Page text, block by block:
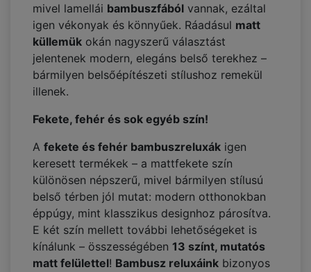
mivel lamellái bambuszfából vannak, ezáltal
igen vékonyak és könnyűek. Ráadásul matt
küllemük okán nagyszerű választást
jelentenek modern, elegáns belső terekhez –
bármilyen belsőépítészeti stílushoz remekül
illenek.
Fekete, fehér és sok egyéb szín!
A fekete és fehér bambuszreluxák igen
keresett termékek – a mattfekete szín
különösen népszerű, mivel bármilyen stílusú
belső térben jól mutat: modern otthonokban
éppúgy, mint klasszikus designhoz párosítva.
E két szín mellett további lehetőségeket is
kínálunk – összességében 13 színt, mutatós
matt felülettel! Bambusz reluxáink bizonyos